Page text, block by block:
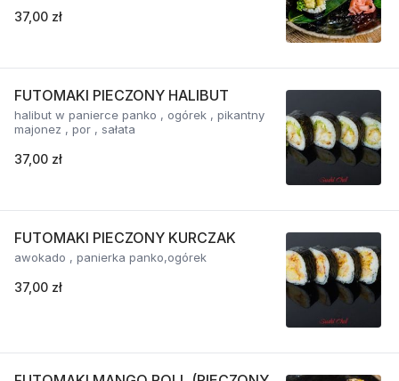
37,00 zł
FUTOMAKI PIECZONY HALIBUT
halibut w panierce panko , ogórek , pikantny
majonez , por , sałata
37,00 zł
FUTOMAKI PIECZONY KURCZAK
awokado , panierka panko,ogórek
37,00 zł